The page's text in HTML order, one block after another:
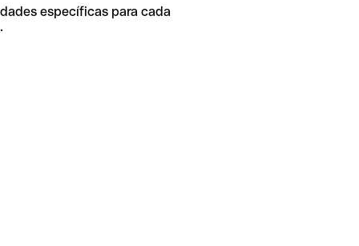
específicas para cada